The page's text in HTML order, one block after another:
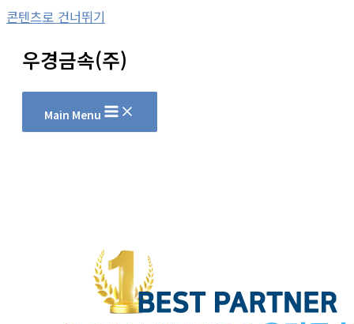
콘텐츠로 건너뛰기
우경금속(주)
Main Menu